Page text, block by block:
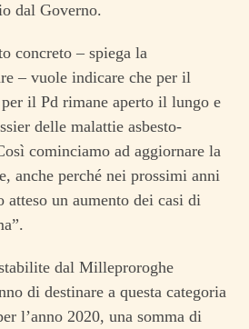
dal Governo.
concreto – spiega la
– vuole indicare che per il
il Pd rimane aperto il lungo e
delle malattie asbesto-
cominciamo ad aggiornare la
anche perché nei prossimi anni
atteso un aumento dei casi di
dal Milleproroghe
di destinare a questa categoria
l’anno 2020, una somma di